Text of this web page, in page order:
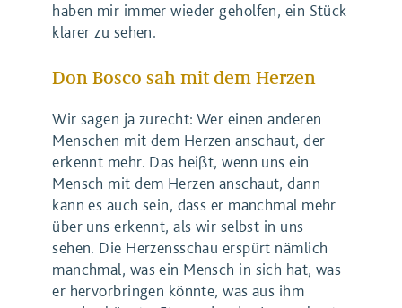
haben mir immer wieder geholfen, ein Stück
klarer zu sehen.
Don Bosco sah mit dem Herzen
Wir sagen ja zurecht: Wer einen anderen
Menschen mit dem Herzen anschaut, der
erkennt mehr. Das heißt, wenn uns ein
Mensch mit dem Herzen anschaut, dann
kann es auch sein, dass er manchmal mehr
über uns erkennt, als wir selbst in uns
sehen. Die Herzensschau erspürt nämlich
manchmal, was ein Mensch in sich hat, was
er hervorbringen könnte, was aus ihm